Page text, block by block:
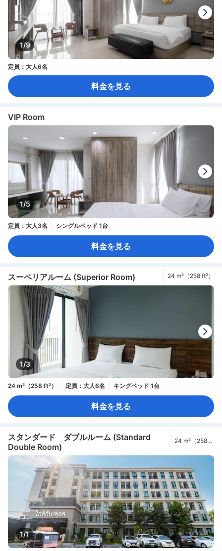
1/9
定員：大人6名
料金を見る
VIP Room
1/5
定員：大人3名 シングルベッド 1台
料金を見る
スーペリアルーム (Superior Room) 24 m²（258 ft²）
1/3
24 m²（258 ft²） 定員：大人6名 キングベッド 1台
料金を見る
スタンダード ダブルルーム (Standard
Double Room)
24 m²（258
1/1